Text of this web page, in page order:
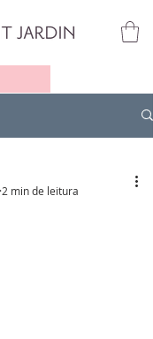
2 min de leitura